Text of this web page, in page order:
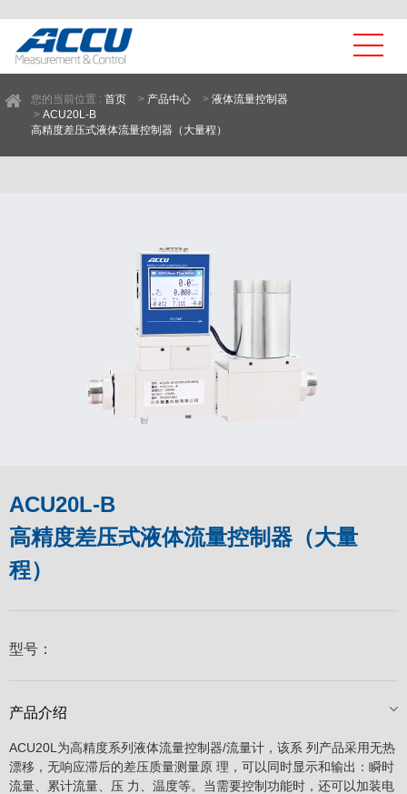
您的当前位置 : 首页 > 产品中心 > 液体流量控制器
> ACU20L-B
高精度差压式液体流量控制器（大量程）
ACU20L-B
高精度差压式液体流量控制器（大量
程）
型号：
产品介绍
ACU20L为高精度系列液体流量控制器/流量计，该系 列产品采用无热
漂移，无响应滞后的差压质量测量原 理，可以同时显示和输出：瞬时
流量、累计流量、压 力、温度等。当需要控制功能时，还可以加装电